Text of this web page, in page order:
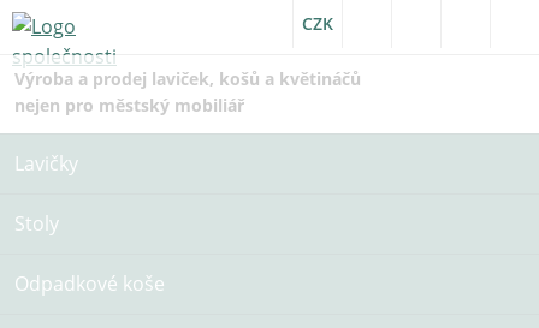
CZK
Výroba a prodej laviček, košů a květináčů
nejen pro městský mobiliář
Lavičky
Stoly
Odpadkové koše